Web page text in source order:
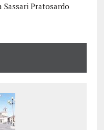
Sassari Pratosardo